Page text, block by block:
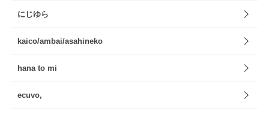
にじゆら
kaico/ambai/asahineko
hana to mi
ecuvo,